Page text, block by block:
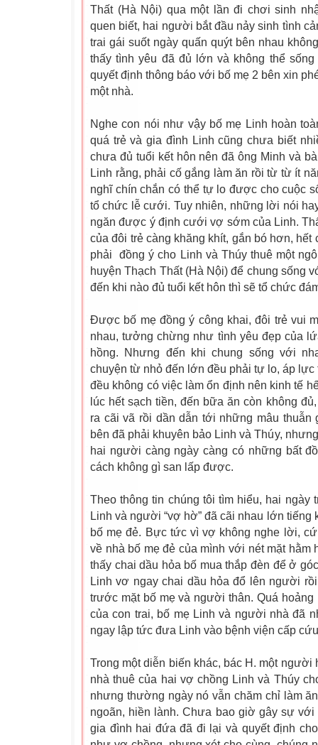
Thất (Hà Nội) qua một lần đi chơi sinh
quen biết, hai người bắt đầu nảy sinh tình
trai gái suốt ngày quấn quýt bên nhau
thấy tình yêu đã đủ lớn và không thể
quyết định thông báo với bố mẹ 2 bên xin
một nhà.
Nghe con nói như vậy bố mẹ Linh hoàn
quá trẻ và gia đình Linh cũng chưa biết
chưa đủ tuổi kết hôn nên đã ông Minh và
Linh rằng, phải cố gắng làm ăn rồi từ từ ít
nghĩ chín chắn có thể tự lo được cho cuộc
tổ chức lễ cưới. Tuy nhiên, những lời nói
ngăn được ý định cưới vợ sớm của Linh.
của đôi trẻ càng khăng khít, gắn bó hơn, hết
phải đồng ý cho Linh và Thúy thuê một
huyện Thạch Thất (Hà Nội) để chung sống
đến khi nào đủ tuổi kết hôn thì sẽ tổ chức
Được bố mẹ đồng ý công khai, đôi trẻ vui
nhau, tưởng chừng như tình yêu đẹpcủa
hồng. Nhưng đến khi chung sống với
chuyện từ nhỏ đến lớn đều phải tự lo, áp lực
đều không có việc làm ổn định nên kinh tế
lúc hết sạch tiền, đến bữa ăn còn không
ra cãi vã rồi dần dẫn tới những mâu thuẫn
bên đã phải khuyên bảo Linh và Thúy,
hai người càng ngày càng có những bất
cách không gì san lấp được.
Theo thông tin chúng tôi tìm hiểu, hai
Linh và người “vợ hờ” đã cãi nhau lớn tiếng
bố mẹ đẻ. Bực tức vì vợ không nghe lời,
về nhà bố mẹ đẻ của mình với nét mặt
thấy chai dầu hỏa bố mua thắp đèn để ở
Linh vơ ngay chai dầu hỏa đổ lên người
trước mặt bố mẹ và người thân. Quá
của con trai, bố mẹ Linh và người nhà đã
ngay lập tức đưa Linh vào bệnh viện cấp
Trong một diễn biến khác, bác H. một người
nhà thuê của hai vợ chồng Linh và Thúy
nhưng thường ngày nó vẫn chăm chỉ làm
ngoãn, hiền lành. Chưa bao giờ gây sự
gia đình hai đứa đã đi lại và quyết định